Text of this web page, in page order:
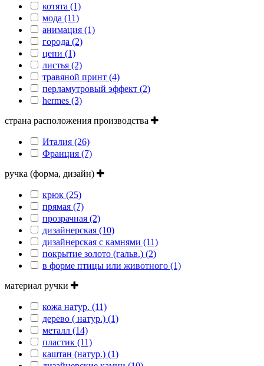
котята (1)
мода (11)
анимация (1)
города (2)
цепи (1)
листья (2)
травяной принт (4)
перламутровый эффект (2)
hermes (3)
страна расположения производства
Италия (26)
Франция (7)
ручка (форма, дизайн)
крюк (25)
прямая (7)
прозрачная (2)
дизайнерская (10)
дизайнерская с камнями (11)
покрытие золото (гальв.) (2)
в форме птицы или животного (1)
материал ручки
кожа натур. (11)
дерево ( натур.) (1)
металл (14)
пластик (11)
каштан (натур.) (1)